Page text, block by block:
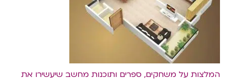
המלצות על משחקים, ספרים ותוכנות מחשב שיעשירו את